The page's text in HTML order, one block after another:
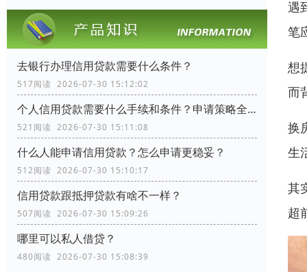
去银行办理信用贷款需要什么条件？
517阅读 2026-07-30 15:12:02
个人信用贷款需要什么手续和条件？申请策略全流程指南
521阅读 2026-07-30 15:11:08
什么人能申请信用贷款？怎么申请更稳妥？
512阅读 2026-07-30 15:10:17
信用贷款跟抵押贷款有啥不一样？
507阅读 2026-07-30 15:09:26
哪里可以私人借贷？
480阅读 2026-07-30 15:08:39
遇
笔
想
而
换
生
其
超